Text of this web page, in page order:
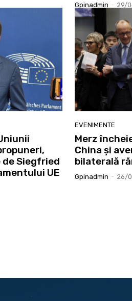
Gpinadmin - 29/
Siegfried
UE
EVENIMENTE
Merz
China și
bilaterală
Gpinadmin - 26/